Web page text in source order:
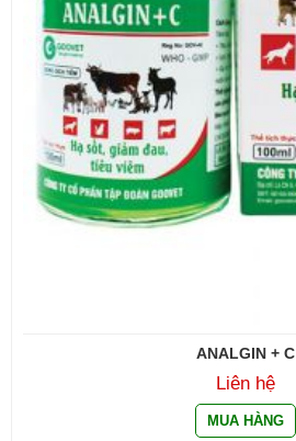
ANALGIN + C
Liên hệ